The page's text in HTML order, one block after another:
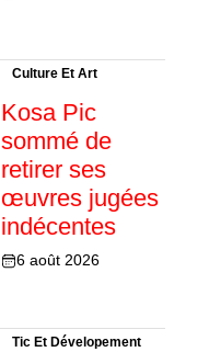
Culture Et Art
Kosa Pic
sommé de
retirer ses
œuvres jugées
indécentes
6 août 2026
Tic Et Dévelopement